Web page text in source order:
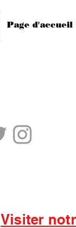
Page d'accueil
Visiter